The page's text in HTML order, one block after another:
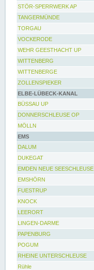
STÖR-SPERRWERK AP
TANGERMÜNDE
TORGAU
VOCKERODE
WEHR GEESTHACHT UP
WITTENBERG
WITTENBERGE
ZOLLENSPIEKER
ELBE-LÜBECK-KANAL
BÜSSAU UP
DONNERSCHLEUSE OP
MÖLLN
EMS
DALUM
DUKEGAT
EMDEN NEUE SEESCHLEUSE
EMSHÖRN
FUESTRUP
KNOCK
LEERORT
LINGEN-DARME
PAPENBURG
POGUM
RHEINE UNTERSCHLEUSE
Rühle